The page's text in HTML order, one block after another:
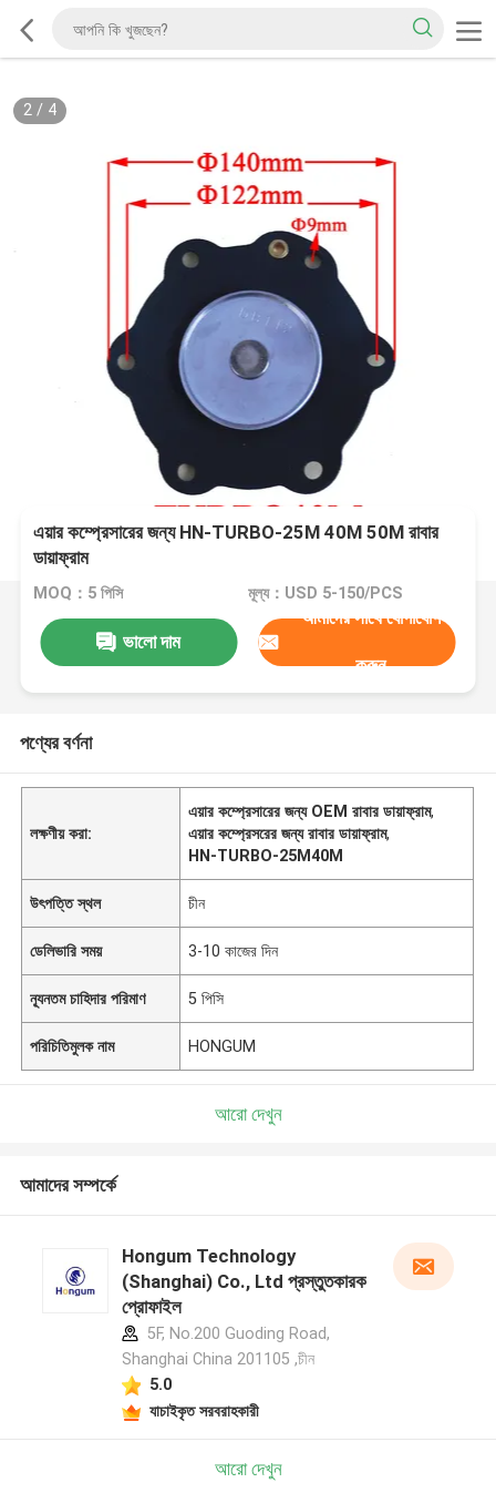
2/ 4
এয়ার কম্প্রেসারের জন্য HN-TURBO-25M 40M 50M রাবার
ডায়াফ্রাম
MOQ：5 পিসি মূল্য：USD 5-150/PCS
ভালো দাম
আমাদের সাথে যোগাযোগ
করুন
পণ্যের বর্ণনা
লক্ষণীয় করা:
এয়ার কম্প্রেসারের জন্য OEM রাবার ডায়াফ্রাম,
এয়ার কম্প্রেসরের জন্য রাবার ডায়াফ্রাম,
HN-TURBO-25M40M
উৎপত্তি স্থল চীন
ডেলিভারি সময় 3-10 কাজের দিন
ন্যূনতম চাহিদার পরিমাণ 5 পিসি
পরিচিতিমুলক নাম HONGUM
আরো দেখুন
আমাদের সম্পর্কে
Hongum Technology
(Shanghai) Co., Ltd প্রস্তুতকারক
প্রোফাইল
5F, No.200 Guoding Road,
Shanghai China 201105 ,চীন
5.0
যাচাইকৃত সরবরাহকারী
আরো দেখুন